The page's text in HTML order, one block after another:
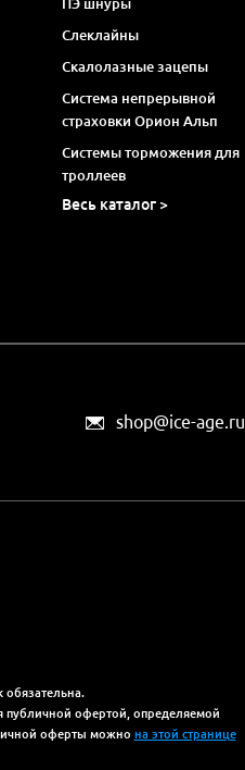
ПЭ шнуры
Слеклайны
Скалолазные зацепы
Система непрерывной
страховки Орион Альп
Системы торможения для
троллеев
Весь каталог >
shop@ice-age.ru
обязательна.
публичной офертой, определяемой
оферты можно на этой странице